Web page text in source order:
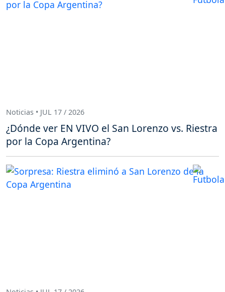
Noticias • JUL 17 / 2026
¿Dónde ver EN VIVO el San Lorenzo vs. Riestra
por la Copa Argentina?